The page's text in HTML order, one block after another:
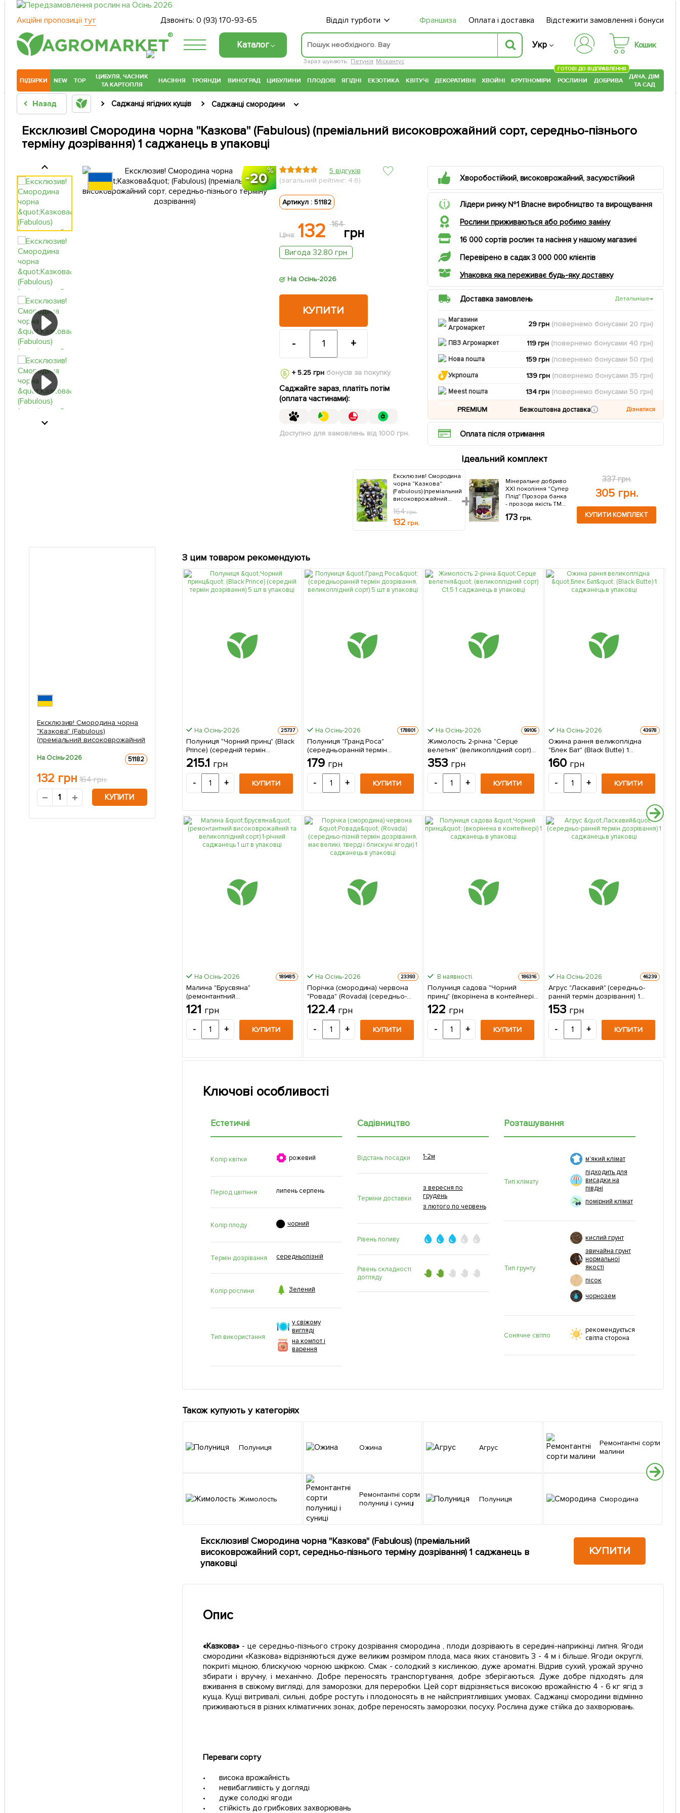
Акційні пропозиції тут Дзвоніть: 0 (93) 170-93-65 Відділ турботи Франшиза Оплата і доставка Відстежити замовлення і бонуси
®
Каталог
Зараз шукають: Петунія Міскантус
Укр Кошик
ПІДБІРКИ NEW TOP
ЦИБУЛЯ, ЧАСНИК
ТА КАРТОПЛЯ
НАСІННЯ ТРОЯНДИ ВИНОГРАД ЦИБУЛИНИ ПЛОДОВІ ЯГІДНІ ЕКЗОТИКА КВІТУЧІ ДЕКОРАТИВНІ ХВОЙНІ КРУПНОМІРИ РОСЛИНИ
ГОТОВІ ДО ВІДПРАВЛЕННЯ
ДОБРИВА
ДАЧА, ДІМ
ТА САД
Назад Саджанці ягідних кущів Саджанці смородини
Ексклюзив! Смородина чорна "Казкова" (Fabulous) (преміальний високоврожайний сорт, середньо-пізнього
терміну дозрівання) 1 саджанець в упаковці
20
5 відгуків
(загальний рейтинг: 4.6)
Артикул : 51182
Ціна: 132 164
грн
Вигода 32.80 грн
На Осінь-2026
КУПИТИ
- +
+ 5.25 грнбонусів за покупку
Саджайте зараз, платіть потім
(оплата частинами):
Доступно для замовлень від 1000 грн.
Хворобостійкий, високоврожайний, засухостійкий
Лідери ринку №1 Власне виробництво та вирощування
Рослини приживаються або робимо заміну
16 000 сортів рослин та насіння у нашому магазині
Перевірено в садах 3 000 000 клієнтів
Упаковка яка переживає будь-яку доставку
Доставка замовлень Детальніше→
Магазини
Агромаркет
29 грн (повернемо бонусами 20 грн)
ПВЗ Агромаркет 119 грн (повернемо бонусами 40 грн)
Нова пошта 159 грн (повернемо бонусами 50 грн)
Укрпошта 139 грн (повернемо бонусами35 грн)
Meest пошта 134 грн (повернемо бонусами 50 грн)
PREMIUM Безкоштовна доставка Дізнатися
Оплата після отримання
Ідеальний комплект
Ексклюзив! Смородина
чорна "Казкова"
(Fabulous) (преміальний
високоврожайний
сорт, середньо-
пізнього терміну
дозрівання)
164грн.
132 грн.
Мiнеральне добриво
ХХI поколiння "Супер
Плiд" Прозора банка
- прозора якiсть ТМ
"AGRO-X" 120г
173 грн.
337 грн.
305 грн.
КУПИТИ КОМПЛЕКТ
Ексклюзив! Смородина чорна
"Казкова" (Fabulous)
(преміальний високоврожайний
дозрівання) 1 саджанець в
На Осінь-2026 51182
132 грн 164 грн.
КУПИТИ
З цим товаром рекомендують
На Осінь-2026 25737
Полуниця "Чорний принц" (Black
Prince) (середній термін
дозрівання) 5 шт в упаковці
215.1 грн
- + КУПИТИ
На Осінь-2026 178801
Полуниця "Гранд Роса"
(середньоранній термін
дозрівання, великоплідний сорт)
5 шт в упаковці
179 грн
- + КУПИТИ
На Осінь-2026 99106
Жимолость 2-річна "Серце
велетня" (великоплідний сорт)
С1,5 1 саджанець в упаковці
353 грн
- + КУПИТИ
На Осінь-2026 43978
Ожина рання великоплідна
"Блек Бат" (Black Butte) 1
саджанець в упаковці
160 грн
- + КУПИТИ
На Осінь-2026 189485
Малина "Брусвяна"
(ремонтантний
високоврожайний та
великоплідний сорт) 1-річний
саджанець 1 шт в упаковці
121 грн
- + КУПИТИ
На Осінь-2026 23393
Порічка (смородина) червона
"Ровада" (Rovada) (середньо-
пізній термін дозрівання, має
великі, тверді і блискучі ягоди) 1
саджанець в упаковці
122.4 грн
- + КУПИТИ
В наявності. 186316
Полуниця садова "Чорний
принц" (вкорінена в контейнері)
1 саджанець в упаковці
122 грн
- + КУПИТИ
На Осінь-2026 46239
Агрус "Ласкавий" (середньо-
ранній термін дозрівання) 1
саджанець в упаковці
153 грн
- + КУПИТИ
Ключові особливості
Естетичні
Колір квітки  рожевий
Період цвітіння липень серпень
Колір плоду  чорний
Термін дозрівання середньопізній
Колір рослини  Зелений
Тип використання
у свіжому
вигляді
на компот і
варення
Садівництво
Відстань посадки 1-2м
Терміни доставки
з вересня по
грудень
з лютого по червень
Рівень поливу
Рівень складності
догляду
Розташування
Тип клімату
м'який клімат
підходить для
висадки на
півдні
помірний клімат
Тип грунту
кислий грунт
звичайна грунт
нормальної
якості
пісок
чорнозем
Сонячне світло
рекомендується
світла сторона
Також купують у категоріях
Полуниця
Жимолость
Ожина
Ремонтантні сорти
полуниці і суниці
Агрус
Полуниця
Ремонтантні сорти
малини
Смородина
Ексклюзив! Смородина чорна "Казкова" (Fabulous) (преміальний
високоврожайний сорт, середньо-пізнього терміну дозрівання) 1 саджанець в
упаковці
КУПИТИ
Опис
«Казкова» - це середньо-пізнього строку дозрівання смородина , плоди дозрівають в середині-наприкінці липня. Ягоди
смородини «Казкова» відрізняються дуже великим розміром плода, маса яких становить 3 - 4 м і більше. Ягоди округлі,
покриті міцною, блискучою чорною шкіркою. Смак - солодкий з кислинкою, дуже ароматні. Відрив сухий, урожай зручно
збирати і вручну, і механічно. Добре переносять транспортування, добре зберігаються. Дуже добре підходять для
вживання в свіжому вигляді, для заморозки, для переробки. Цей сорт відрізняється високою врожайністю 4 - 6 кг ягід з
куща. Кущі витривалі, сильні, добре ростуть і плодоносять в не найсприятливіших умовах. Саджанці смородини відмінно
приживаються в різних кліматичних зонах, добре переносять заморозки, посуху. Рослина дуже стійка до захворювань.
Переваги сорту
•
висока врожайність
•
невибагливість у догляді
•
дуже солодкі ягоди
•
стійкість до грибкових захворювань